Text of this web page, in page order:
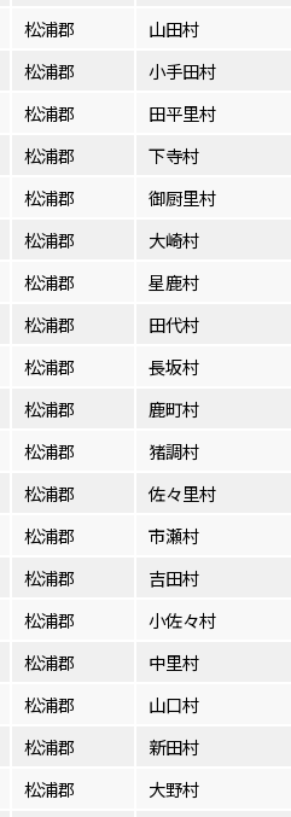
松浦郡 山田村
松浦郡 小手田村
松浦郡 田平里村
松浦郡 下寺村
松浦郡 御厨里村
松浦郡 大崎村
松浦郡 星鹿村
松浦郡 田代村
松浦郡 長坂村
松浦郡 鹿町村
松浦郡 猪調村
松浦郡 佐々里村
松浦郡 市瀬村
松浦郡 吉田村
松浦郡 小佐々村
松浦郡 中里村
松浦郡 山口村
松浦郡 新田村
松浦郡 大野村